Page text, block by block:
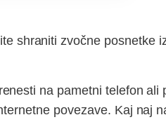
shraniti zvočne posnetke
na pametni telefon ali
povezave. Kaj naj